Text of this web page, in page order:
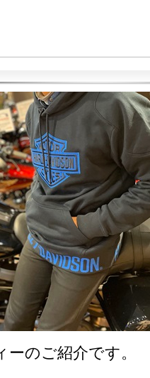
のご紹介です。